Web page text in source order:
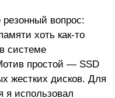
резонный вопрос:
хоть как-то
системе
простой — SSD
жестких дисков. Для
я использовал